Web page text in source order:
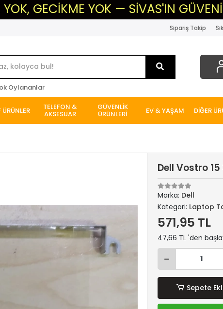
YOK — SİVAS'IN GÜVENİLİR
Sipariş Takip
Oylananlar
ÜRÜNLER TELEFON &
AKSESUAR
GÜVENLİK
ÜRÜNLERİ EV & YAŞAM DİĞER
Dell Vostro
Marka: Dell
Kategori: Laptop
571,95 TL
47,66 TL 'den
Sepete